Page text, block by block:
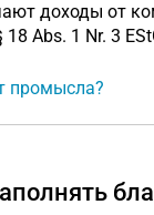
доходы от
18 Abs. 1 Nr. 3
промысла?